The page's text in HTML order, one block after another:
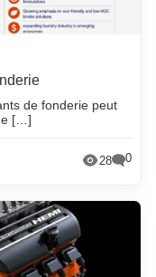
de fonderie peut
[…]
28 0